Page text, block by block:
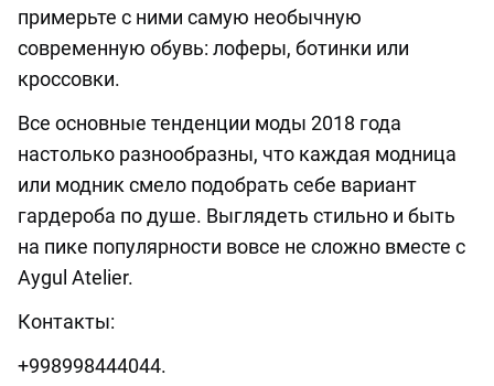
примерьте с ними самую необычную
современную обувь: лоферы, ботинки или
кроссовки.
Все основные тенденции моды 2018 года
настолько разнообразны, что каждая модница
или модник смело подобрать себе вариант
гардероба по душе. Выглядеть стильно и быть
на пике популярности вовсе не сложно вместе с
Aygul Atelier.
Контакты:
+998998444044.